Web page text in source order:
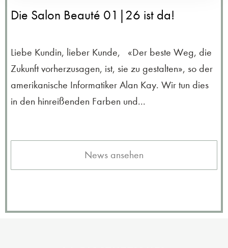
Die Salon Beauté 01|26 ist da!
Liebe Kundin, lieber Kunde, «Der beste Weg, die
Zukunft vorherzusagen, ist, sie zu gestalten», so der
amerikanische Informatiker Alan Kay. Wir tun dies
in den hinreißenden Farben und...
News ansehen